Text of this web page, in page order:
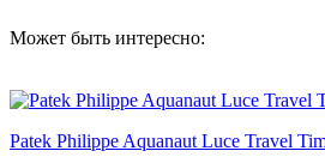
Может быть интересно:
Patek Philippe Aquanaut Luce Travel